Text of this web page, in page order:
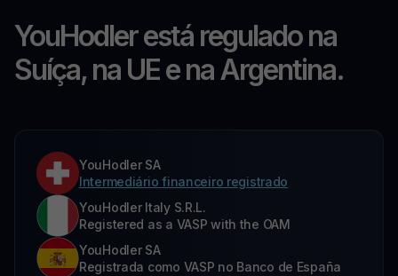
YouHodler está regulado na
Suíça, na UE e na Argentina.
YouHodler SA
Intermediário financeiro registrado
YouHodler Italy S.R.L.
Registered as a VASP with the OAM
YouHodler SA
Registrada como VASP no Banco de España